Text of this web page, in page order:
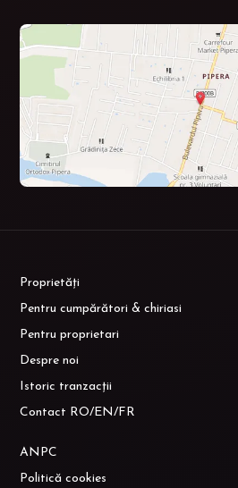
Proprietăți
Pentru cumpărători & chiriasi
Pentru proprietari
Despre noi
Istoric tranzacții
Contact RO/EN/FR
ANPC
Politică cookies